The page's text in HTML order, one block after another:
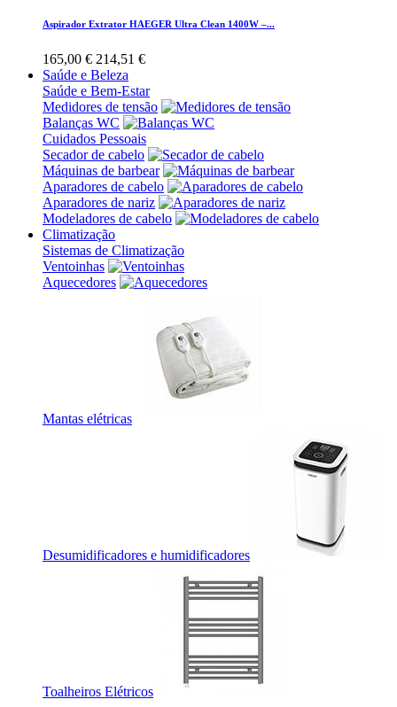
Aspirador Extrator HAEGER Ultra Clean 1400W –...
165,00 € 214,51 €
Saúde e Beleza
Saúde e Bem-Estar
Medidores de tensão
Balanças WC
Cuidados Pessoais
Secador de cabelo
Máquinas de barbear
Aparadores de cabelo
Aparadores de nariz
Modeladores de cabelo
Climatização
Sistemas de Climatização
Ventoinhas
Aquecedores
Mantas elétricas
Desumidificadores e humidificadores
Toalheiros Elétricos